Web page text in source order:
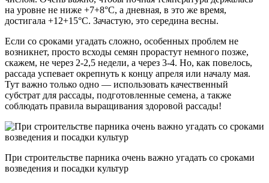
на уровне не ниже +7+8°С, а дневная, в это же время,
достигала +12+15°С. Зачастую, это середина весны.
Если со сроками угадать сложно, особенных проблем не
возникнет, просто всходы семян прорастут немного позже,
скажем, не через 2-2,5 недели, а через 3-4. Но, как повелось,
рассада успевает окрепнуть к концу апреля или началу мая.
Тут важно только одно — использовать качественный
субстрат для рассады, подготовленные семена, а также
соблюдать правила выращивания здоровой рассады!
При строительстве парника очень важно угадать со сроками
возведения и посадки культур